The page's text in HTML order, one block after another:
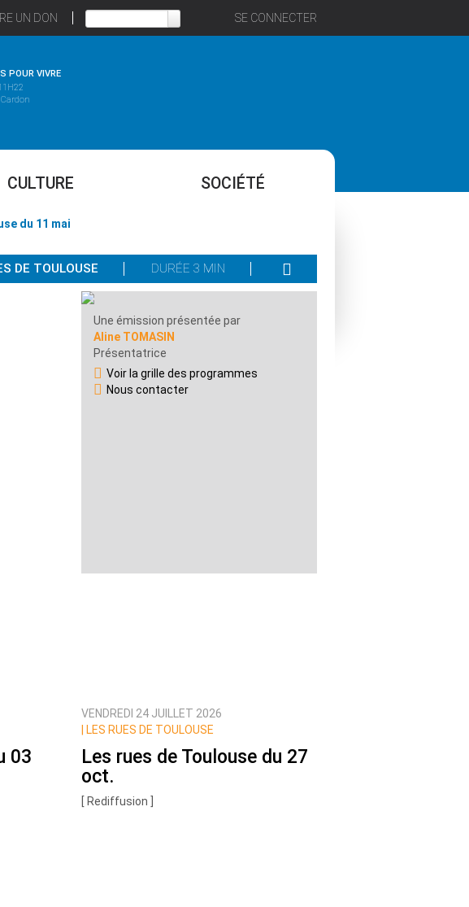
UN DON SE CONNECTER
POUR VIVRE
CULTURE SOCIÉTÉ
du 11 mai
DE TOULOUSE DURÉE 3 MIN
Une émission présentée par
Aline TOMASIN
Présentatrice
Voir la grille des programmes
Nous contacter
03
VENDREDI 24 JUILLET 2026
LES RUES DE TOULOUSE
Les rues de Toulouse du 27
oct.
[ Rediffusion ]